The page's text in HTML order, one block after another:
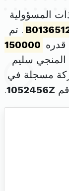
المسؤولية
. تم
150000
سليم
مسجلة في
1052456Z
.